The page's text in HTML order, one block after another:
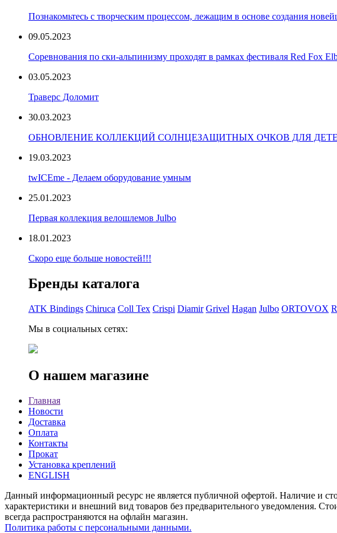
Познакомьтесь с творческим процессом, лежащим в основе создания
09.05.2023
Соревнования по ски-альпинизму проходят в рамках фестиваля Red Fox
03.05.2023
Траверс Доломит
30.03.2023
ОБНОВЛЕНИЕ КОЛЛЕКЦИЙ СОЛНЦЕЗАЩИТНЫХ ОЧКОВ ДЛЯ
19.03.2023
twICEme - Делаем оборудование умным
25.01.2023
Первая коллекция велошлемов Julbo
18.01.2023
Скоро еще больше новостей!!!
Бренды каталога
ATK Bindings Chiruca Coll Tex Crispi Diamir Grivel Hagan Julbo ORTOVOX
Мы в социальных сетях:
О нашем магазине
Главная
Новости
Доставка
Оплата
Контакты
Прокат
Установка креплений
ENGLISH
Данный информационный ресурс не является публичной офертой. Наличие и
характеристики и внешний вид товаров без предварительного уведомления.
всегда распространяются на офлайн магазин.
Политика работы с персональными данными.